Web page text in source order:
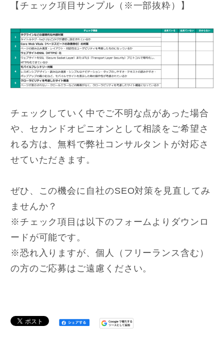
【チェック項目サンプル（※一部抜粋）】
チェックしていく中でご不明な点があった場合
や、セカンドオピニオンとして相談をご希望さ
れる方は、無料で弊社コンサルタントが対応さ
せていただきます。
ぜひ、この機会に自社のSEO対策を見直してみ
ませんか？
※チェック項目は以下のフォームよりダウンロ
ードが可能です。
※恐れ入りますが、個人（フリーランス含む）
の方のご応募はご遠慮ください。